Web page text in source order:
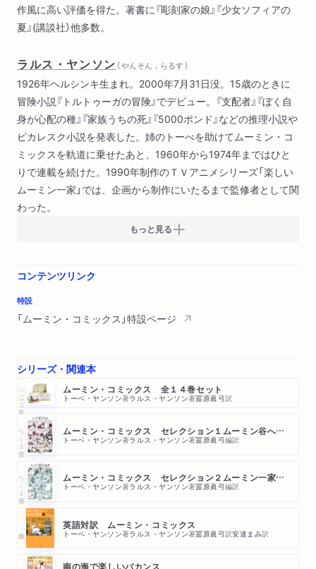
作風に高い評価を得た。著書に『彫刻家の娘』『少女ソフィアの
夏』(講談社）他多数。
ラルス・ヤンソン （ やんそん，らるす ）
1926年ヘルシンキ生まれ。2000年7月31日没。15歳のときに
冒険小説『トルトゥーガの冒険』でデビュー。『支配者』『ぼく自
身が心配の種』『家族うちの死』『5000ポンド』などの推理小説や
ピカレスク小説を発表した。姉のトーべを助けてムーミン・コ
ミックスを軌道に乗せたあと、1960年から1974年まではひと
りで連載を続けた。1990年制作のＴＶアニメシリーズ「楽しい
ムーミン一家」では、企画から制作にいたるまで監修者として関
わった。
もっと見る
コンテンツリンク
特設
「ムーミン・コミックス」特設ページ
シリーズ・関連本
シリーズ・全集 ムーミン・コミックス 全１４巻セット
トーベ・ヤンソン著ラルス・ヤンソン著冨原眞弓訳
ちくま文庫 ムーミン・コミックス セレクション１ムーミン谷へようこそ
トーベ・ヤンソン著ラルス・ヤンソン著冨原眞弓編訳
ちくま文庫 ムーミン・コミックス セレクション２ムーミン一家のふしぎな旅
トーベ・ヤンソン著ラルス・ヤンソン著冨原眞弓編訳
英語対訳 ムーミン・コミックス
トーベ・ヤンソン著ラルス・ヤンソン著冨原眞弓訳安達まみ訳
南の海で楽しいバカンス